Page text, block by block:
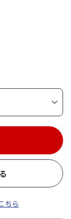
ちら